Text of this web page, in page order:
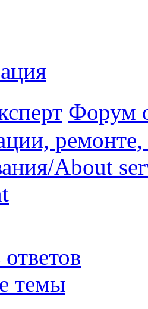
Форум
About
темы